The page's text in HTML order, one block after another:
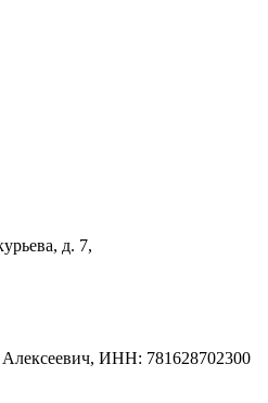
д. 7,
ИНН: 781628702300